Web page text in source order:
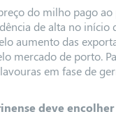
do milho pago
de alta no início
aumento das
mercado de porto.
em fase de
deve